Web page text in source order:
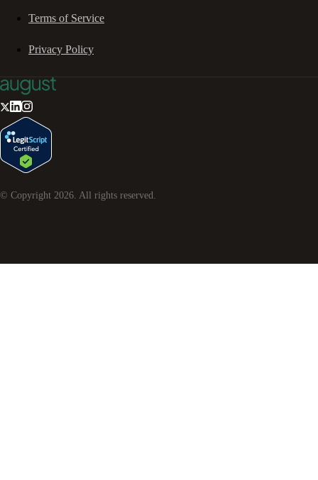
Terms of Service
Privacy Policy
© Copyright 2026 . All rights reserved.